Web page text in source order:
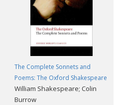
The Complete Sonnets and
Poems: The Oxford Shakespeare
William Shakespeare; Colin
Burrow